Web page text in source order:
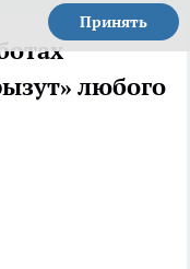
Принять
любого